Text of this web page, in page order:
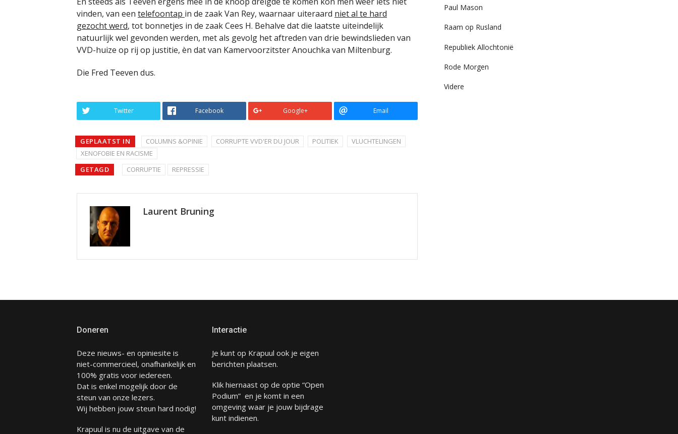
vinden, van een telefoontap in de zaak Van Rey, waarnaar uiteraard niet al te hard
gezocht werd, tot bonnetjes in de zaak Cees H. Behalve dat die laatste uiteindelijk
natuurlijk wel gevonden werden, met als gevolg het aftreden van drie bewindslieden van
VVD-huize op rij op justitie, èn dat van Kamervoorzitster Anouchka van Miltenburg.
Die Fred Teeven dus.
Twitter Facebook Google+ Email
GEPLAATST IN COLUMNS &OPINIE CORRUPTE VVD'ER DU JOUR POLITIEK
VLUCHTELINGEN
XENOFOBIE EN RACISME
GETAGD
CORRUPTIE REPRESSIE
Laurent Bruning
Paul Mason
Raam op Rusland
Republiek Allochtonië
Rode Morgen
Videre
Doneren
Deze nieuws- en opiniesite is
niet-commercieel, onafhankelijk en
100% gratis voor iedereen.
Dat is enkel mogelijk door de
steun van onze lezers.
Wij hebben jouw steun hard nodig!
Krapuul is nu de uitgave van de
Interactie
Je kunt op Krapuul ook je eigen
berichten plaatsen.
Klik hiernaast op de optie “Open
Podium” en je komt in een
omgeving waar je jouw bijdrage
kunt indienen.